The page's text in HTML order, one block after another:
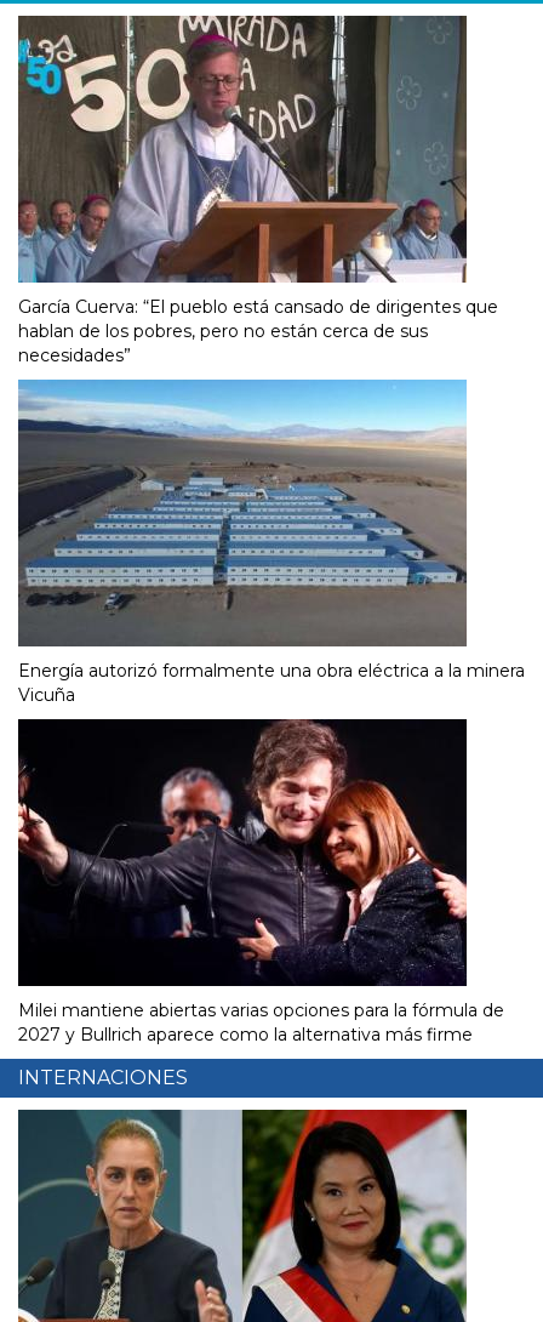
García Cuerva: “El pueblo está cansado de dirigentes que
hablan de los pobres, pero no están cerca de sus
necesidades”
Energía autorizó formalmente una obra eléctrica a la minera
Vicuña
Milei mantiene abiertas varias opciones para la fórmula de
2027 y Bullrich aparece como la alternativa más firme
INTERNACIONES